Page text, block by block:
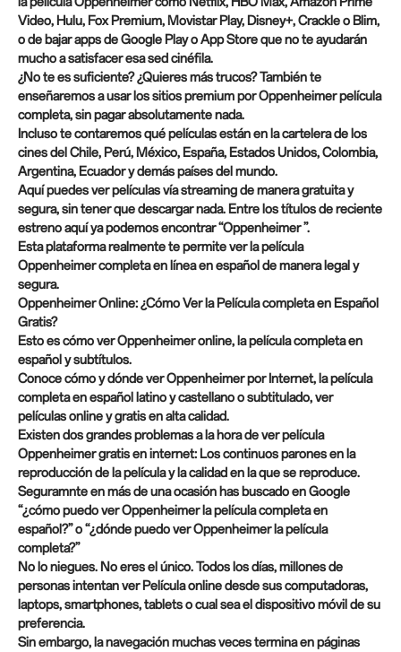
Video, Hulu, Fox Premium, Movistar Play, Disney+, Crackle o Blim,
o de bajar apps de Google Play o App Store que no te ayudarán
mucho a satisfacer esa sed cinéfila.
¿No te es suficiente? ¿Quieres más trucos? También te
enseñaremos a usar los sitios premium por Oppenheimer película
completa, sin pagar absolutamente nada.
Incluso te contaremos qué películas están en la cartelera de los
cines del Chile, Perú, México, España, Estados Unidos, Colombia,
Argentina, Ecuador y demás países del mundo.
Aquí puedes ver películas vía streaming de manera gratuita y
segura, sin tener que descargar nada. Entre los títulos de reciente
estreno aquí ya podemos encontrar “Oppenheimer ”.
Esta plataforma realmente te permite ver la película
Oppenheimer completa en línea en español de manera legal y
segura.
Oppenheimer Online: ¿Cómo Ver la Película completa en Español
Gratis?
Esto es cómo ver Oppenheimer online, la película completa en
español y subtítulos.
Conoce cómo y dónde ver Oppenheimer por Internet, la película
completa en español latino y castellano o subtitulado, ver
películas online y gratis en alta calidad.
Existen dos grandes problemas a la hora de ver película
Oppenheimer gratis en internet: Los continuos parones en la
reproducción de la película y la calidad en la que se reproduce.
Seguramnte en más de una ocasión has buscado en Google
“¿cómo puedo ver Oppenheimer la película completa en
español?” o “¿dónde puedo ver Oppenheimer la película
completa?”
No lo niegues. No eres el único. Todos los días, millones de
personas intentan ver Película online desde sus computadoras,
laptops, smartphones, tablets o cual sea el dispositivo móvil de su
preferencia.
Sin embargo, la navegación muchas veces termina en páginas